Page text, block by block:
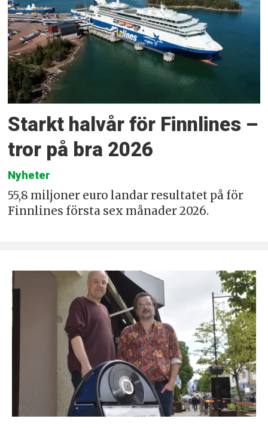
Starkt halvår för Finnlines –
tror på bra 2026
Nyheter
55,8 miljoner euro landar resultatet på för
Finnlines första sex månader 2026.